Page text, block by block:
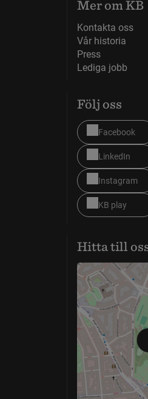
Mer om KB
Kontakta oss
Vår historia
Press
Lediga jobb
Följ oss
Facebook
LinkedIn
Instagram
KB play
Hitta till